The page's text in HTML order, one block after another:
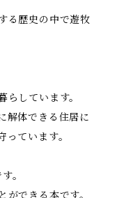
る歴史の中で遊牧
しています。
解体できる住居に
ています。
。
できる本です。